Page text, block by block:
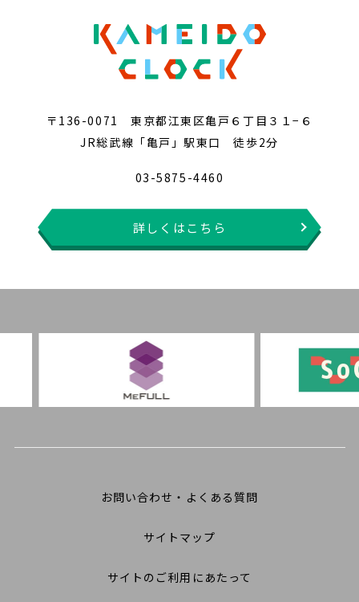
〒136-0071 東京都江東区亀戸６丁目３１−６
JR総武線「亀戸」駅東口 徒歩2分
03-5875-4460
詳しくはこちら
お問い合わせ・よくある質問
サイトマップ
サイトのご利用にあたって